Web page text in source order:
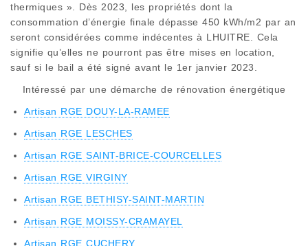
thermiques ». Dès 2023, les propriétés dont la
consommation d’énergie finale dépasse 450 kWh/m2 par an
seront considérées comme indécentes à LHUITRE. Cela
signifie qu’elles ne pourront pas être mises en location,
sauf si le bail a été signé avant le 1er janvier 2023.
Intéressé par une démarche de rénovation énergétique
Artisan RGE DOUY-LA-RAMEE
Artisan RGE LESCHES
Artisan RGE SAINT-BRICE-COURCELLES
Artisan RGE VIRGINY
Artisan RGE BETHISY-SAINT-MARTIN
Artisan RGE MOISSY-CRAMAYEL
Artisan RGE CUCHERY